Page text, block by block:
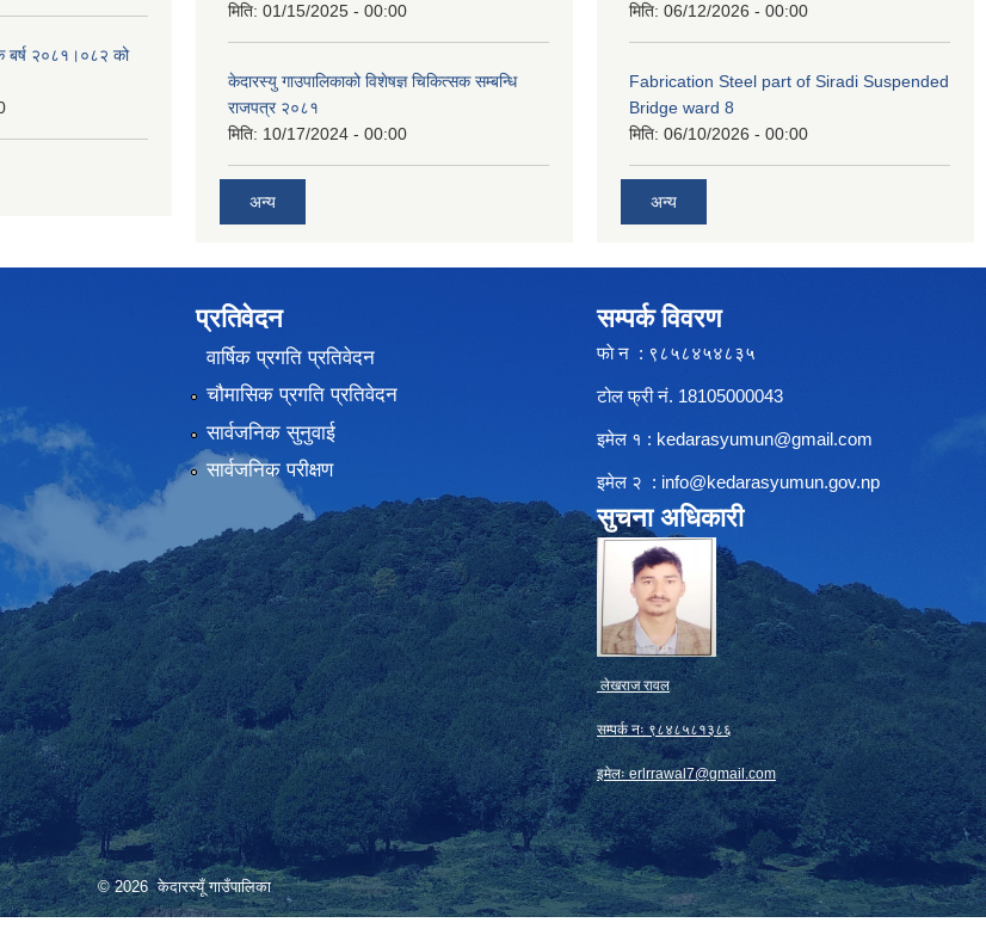
बर्ष २०८१।०८२ को
मिति: 01/15/2025 - 00:00
केदारस्यु गाउपालिकाको विशेषज्ञ चिकित्सक सम्बन्धि
राजपत्र २०८१
मिति: 10/17/2024 - 00:00
अन्य
मिति: 06/12/2026 - 00:00
Fabrication Steel part of Siradi Suspended
Bridge ward 8
मिति: 06/10/2026 - 00:00
अन्य
Embed Google Map
प्रतिवेदन
वार्षिक प्रगति प्रतिवेदन
चौमासिक प्रगति प्रतिवेदन
सार्वजनिक सुनुवाई
सार्वजनिक परीक्षण
सम्पर्क विवरण
फाे न : ९८५८४५४८३५
टोल फ्री नं. 18105000043
इमेल १ : kedarasyumun@gmail.com
इमेल २ : info@kedarasyumun.gov.np
सुचना अधिकारी
लेखराज रावल
सम्पर्क नः ९८४८५८१३८६
इमेलःerlrrawal7@gmail.com
© 2026 केदारस्यूँ गाउँपालिका